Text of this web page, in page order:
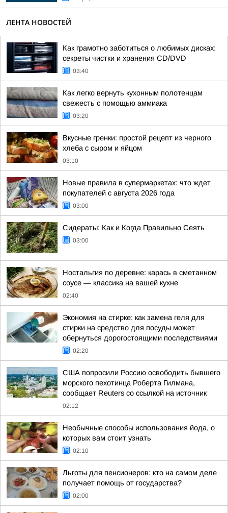
ЛЕНТА НОВОСТЕЙ
Как грамотно заботиться о любимых дисках:
секреты чистки и хранения CD/DVD
03:40
Как легко вернуть кухонным полотенцам
свежесть с помощью аммиака
03:20
Вкусные гренки: простой рецепт из черного
хлеба с сыром и яйцом
03:10
Новые правила в супермаркетах: что ждет
покупателей с августа 2026 года
03:00
Сидераты: Как и Когда Правильно Сеять
03:00
Ностальгия по деревне: карась в сметанном
соусе — классика на вашей кухне
02:40
Экономия на стирке: как замена геля для
стирки на средство для посуды может
обернуться дорогостоящими последствиями
02:20
США попросили Россию освободить бывшего
морского пехотинца Роберта Гилмана,
сообщает Reuters со ссылкой на источник
02:12
Необычные способы использования йода, о
которых вам стоит узнать
02:10
Льготы для пенсионеров: кто на самом деле
получает помощь от государства?
02:00